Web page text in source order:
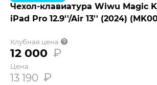
Чехол-клавиатура Wiwu Magic
iPad Pro 12.9''/Air 13'' (2024)
Клубная цена
Подробнее о клубной цене
12 000 ₽
Цена
13 190 ₽